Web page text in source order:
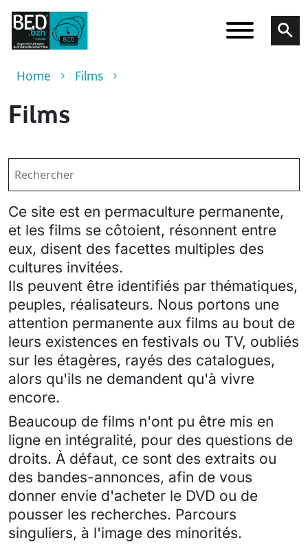
Skip to main content
Breadcrumb
Home Films
Films
Ce site est en permaculture permanente,
et les films se côtoient, résonnent entre
eux, disent des facettes multiples des
cultures invitées.
Ils peuvent être identifiés par thématiques,
peuples, réalisateurs. Nous portons une
attention permanente aux films au bout de
leurs existences en festivals ou TV, oubliés
sur les étagères, rayés des catalogues,
alors qu'ils ne demandent qu'à vivre
encore.
Beaucoup de films n'ont pu être mis en
ligne en intégralité, pour des questions de
droits. À défaut, ce sont des extraits ou
des bandes-annonces, afin de vous
donner envie d'acheter le DVD ou de
pousser les recherches. Parcours
singuliers, à l'image des minorités.